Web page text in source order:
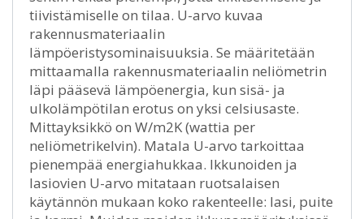
tiivistämiselle on tilaa. U-arvo kuvaa
rakennusmateriaalin
lämpöeristysominaisuuksia. Se määritetään
mittaamalla rakennusmateriaalin neliömetrin
läpi pääsevä lämpöenergia, kun sisä- ja
ulkolämpötilan erotus on yksi celsiusaste.
Mittayksikkö on W/m2K (wattia per
neliömetrikelvin). Matala U-arvo tarkoittaa
pienempää energiahukkaa. Ikkunoiden ja
lasiovien U-arvo mitataan ruotsalaisen
käytännön mukaan koko rakenteelle: lasi, puite